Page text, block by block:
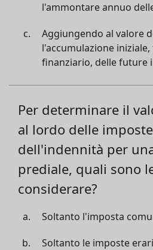
l'ammontare annuo
Aggiungendo al valore
l'accumulazione
finanziario, delle future
Per determinare il
al lordo delle
dell'indennità per
prediale, quali sono
considerare?
Soltanto l'imposta
Soltanto le imposte